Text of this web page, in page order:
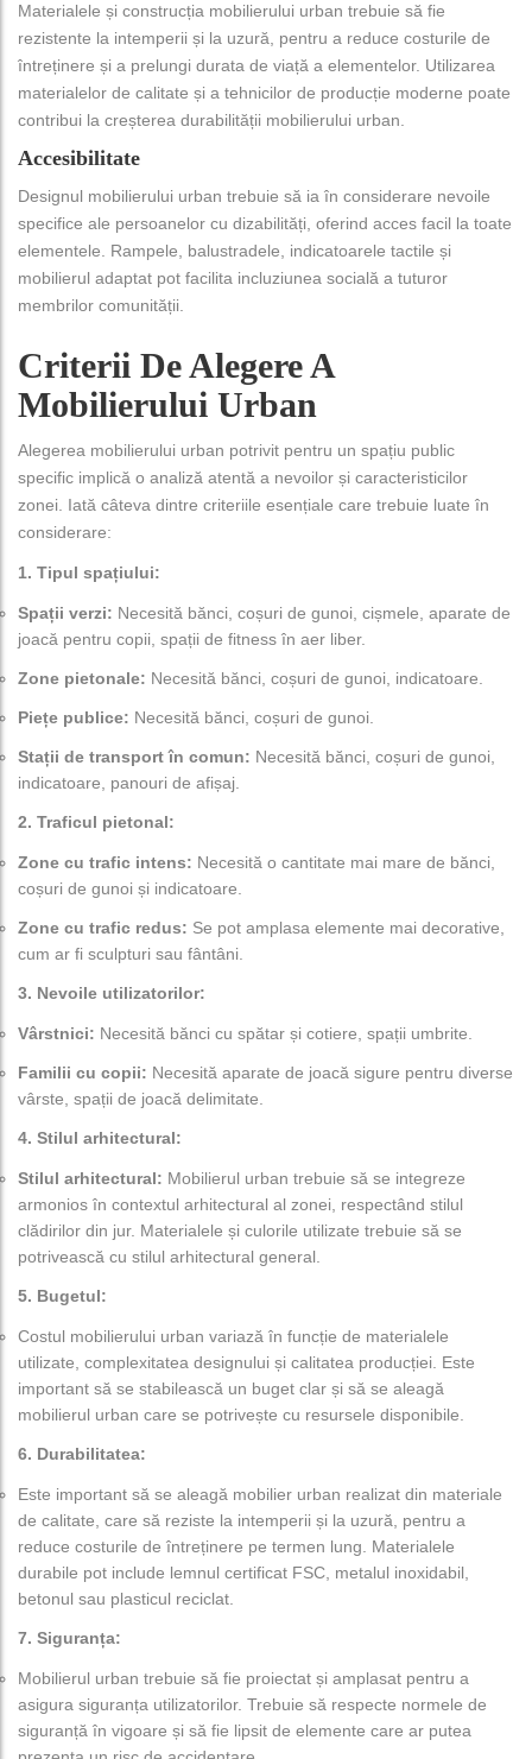
Materialele și construcția mobilierului urban trebuie să fie
rezistente la intemperii și la uzură, pentru a reduce costurile de
întreținere și a prelungi durata de viață a elementelor. Utilizarea
materialelor de calitate și a tehnicilor de producție moderne poate
contribui la creșterea durabilității mobilierului urban.
Accesibilitate
Designul mobilierului urban trebuie să ia în considerare nevoile
specifice ale persoanelor cu dizabilități, oferind acces facil la toate
elementele. Rampele, balustradele, indicatoarele tactile și
mobilierul adaptat pot facilita incluziunea socială a tuturor
membrilor comunității.
Criterii De Alegere A
Mobilierului Urban
Alegerea mobilierului urban potrivit pentru un spațiu public
specific implică o analiză atentă a nevoilor și caracteristicilor
zonei. Iată câteva dintre criteriile esențiale care trebuie luate în
considerare:
1. Tipul spațiului:
Spații verzi: Necesită bănci, coșuri de gunoi, cișmele, aparate de
joacă pentru copii, spații de fitness în aer liber.
Zone pietonale: Necesită bănci, coșuri de gunoi, indicatoare.
Piețe publice: Necesită bănci, coșuri de gunoi.
Stații de transport în comun: Necesită bănci, coșuri de gunoi,
indicatoare, panouri de afișaj.
2. Traficul pietonal:
Zone cu trafic intens: Necesită o cantitate mai mare de bănci,
coșuri de gunoi și indicatoare.
Zone cu trafic redus: Se pot amplasa elemente mai decorative,
cum ar fi sculpturi sau fântâni.
3. Nevoile utilizatorilor:
Vârstnici: Necesită bănci cu spătar și cotiere, spații umbrite.
Familii cu copii: Necesită aparate de joacă sigure pentru diverse
vârste, spații de joacă delimitate.
4. Stilul arhitectural:
Stilul arhitectural: Mobilierul urban trebuie să se integreze
armonios în contextul arhitectural al zonei, respectând stilul
clădirilor din jur. Materialele și culorile utilizate trebuie să se
potrivească cu stilul arhitectural general.
5. Bugetul:
Costul mobilierului urban variază în funcție de materialele
utilizate, complexitatea designului și calitatea producției. Este
important să se stabilească un buget clar și să se aleagă
mobilierul urban care se potrivește cu resursele disponibile.
6. Durabilitatea:
Este important să se aleagă mobilier urban realizat din materiale
de calitate, care să reziste la intemperii și la uzură, pentru a
reduce costurile de întreținere pe termen lung. Materialele
durabile pot include lemnul certificat FSC, metalul inoxidabil,
betonul sau plasticul reciclat.
7. Siguranța:
Mobilierul urban trebuie să fie proiectat și amplasat pentru a
asigura siguranța utilizatorilor. Trebuie să respecte normele de
siguranță în vigoare și să fie lipsit de elemente care ar putea